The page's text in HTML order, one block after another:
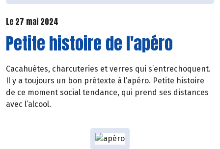
Le 27 mai 2024
Petite histoire de l'apéro
Cacahuètes, charcuteries et verres qui s’entrechoquent.
Il y a toujours un bon prétexte à l’apéro. Petite histoire
de ce moment social tendance, qui prend ses distances
avec l’alcool.